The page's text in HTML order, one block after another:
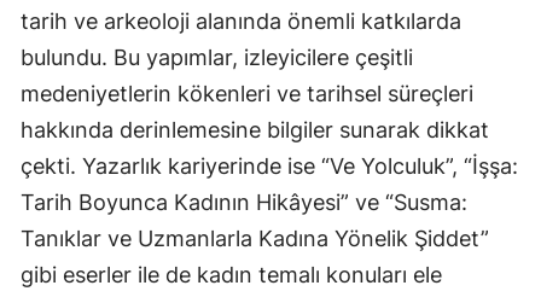
tarih ve arkeoloji alanında önemli katkılarda
bulundu. Bu yapımlar, izleyicilere çeşitli
medeniyetlerin kökenleri ve tarihsel süreçleri
hakkında derinlemesine bilgiler sunarak dikkat
çekti. Yazarlık kariyerinde ise “Ve Yolculuk”, “İşşa:
Tarih Boyunca Kadının Hikâyesi” ve “Susma:
Tanıklar ve Uzmanlarla Kadına Yönelik Şiddet”
gibi eserler ile de kadın temalı konuları ele